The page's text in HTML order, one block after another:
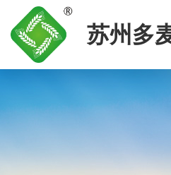
苏州多